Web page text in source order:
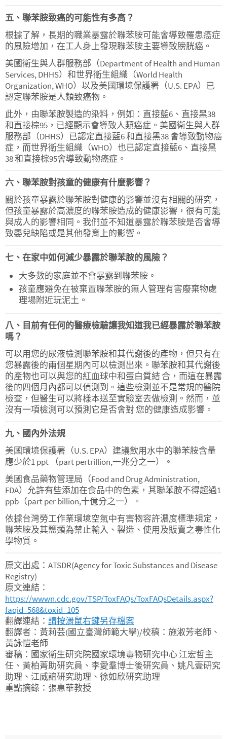
五、聯苯胺致癌的可能性有多高？
根據了解，長期的職業暴露於聯苯胺可能會導致罹患癌症
的風險增加，在工人身上發現聯苯胺主要導致膀胱癌。
美國衛生與人群服務部（Department of Health and Human
Services, DHHS）和世界衛生組織（World Health
Organization, WHO）以及美國環境保護署（U.S. EPA）已
認定聯苯胺是人類致癌物。
此外，由聯苯胺製造的染料，例如：直接藍6、直接黑38
和直接棕95，已經顯示會導致人類癌症。美國衛生與人群
服務部（DHHS）已認定直接藍6 和直接黑38 會導致動物癌
症，而世界衛生組織（WHO）也已認定直接藍6、直接黑
38 和直接棕95會導致動物癌症。
六、聯苯胺對孩童的健康有什麼影響？
關於孩童暴露於聯苯胺對健康的影響並沒有相關的研究，
但孩童暴露於高濃度的聯苯胺造成的健康影響，很有可能
與成人的影響相同。我們並不知道暴露於聯苯胺是否會導
致嬰兒缺陷或是其他發育上的影響。
七、在家中如何減少暴露於聯苯胺的風險？
大多數的家庭並不會暴露到聯苯胺。
孩童應避免在被棄置聯苯胺的無人管理有害廢棄物處
理場附近玩泥土。
八、目前有任何的醫療檢驗讓我知道我已經暴露於聯苯胺
嗎？
可以用您的尿液檢測聯苯胺和其代謝後的產物，但只有在
您暴露後的兩個星期內可以檢測出來。聯苯胺和其代謝後
的產物也可以與您的紅血球中和蛋白質結 合，而這在暴露
後的四個月內都可以偵測到。這些檢測並不是常規的醫院
檢查，但醫生可以將樣本送至實驗室去做檢測。然而，並
沒有一項檢測可以預測它是否會對 您的健康造成影響。
九、國內外法規
美國環境保護署（U.S. EPA）建議飲用水中的聯苯胺含量
應少於1 ppt （part pertrillion,一兆分之一）。
美國食品藥物管理局（Food and Drug Administration,
FDA）允許有些添加在食品中的色素，其聯苯胺不得超過1
ppb（part per billion,十億分之一）。
依據台灣勞工作業環境空氣中有害物容許濃度標準規定，
聯苯胺及其鹽類為禁止輸入、製造、使用及販賣之毒性化
學物質。
原文出處：ATSDR(Agency for Toxic Substances and Disease
Registry)
原文連結：
https://wwwn.cdc.gov/TSP/ToxFAQs/ToxFAQsDetails.aspx?
faqid=568&toxid=105
翻譯連結： 請按滑鼠右鍵另存檔案
翻譯者：黃莉芸(國立臺灣師範大學)/校稿：施淑芳老師、
黃詠愷老師
審稿：國家衛生研究院國家環境毒物研究中心 江宏哲主
任、黃柏菁助研究員、李愛羣博士後研究員、姚凡壹研究
助理、江威誼研究助理、徐如欣研究助理
重點摘錄：張惠華教授